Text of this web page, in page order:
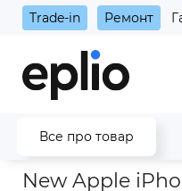
Trade-in Ремонт
Все про товар
Главная New Apple
New Apple